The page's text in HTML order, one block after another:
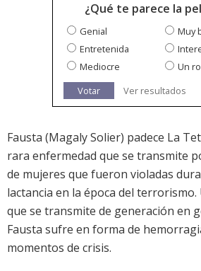
¿Qué te parece la
Genial
Muy
Entretenida
Mediocre
Un
Votar
Ver resultados
Fausta (Magaly Solier) padece La
rara enfermedad que se transmite
de mujeres que fueron violadas
lactancia en la época del
que se transmite de generación en
Fausta sufre en forma de
momentos de crisis.